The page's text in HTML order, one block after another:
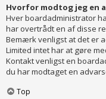
Hvorfor modtog jeg en
Hver boardadministrator
har overtrådt en af disse
Bemærk venligst at det er
Limited intet har at gøre
Kontakt venligst en
du har modtaget en
Top